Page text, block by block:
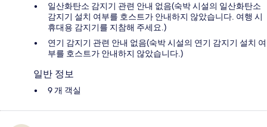
일산화탄소 감지기 관련 안내 없음(숙박 시설의 일산화탄소
감지기 설치 여부를 호스트가 안내하지 않았습니다. 여행 시
휴대용 감지기를 지참해 주세요.)
연기 감지기 관련 안내 없음(숙박 시설의 연기 감지기 설치 여
부를 호스트가 안내하지 않았습니다.)
일반 정보
9 개 객실